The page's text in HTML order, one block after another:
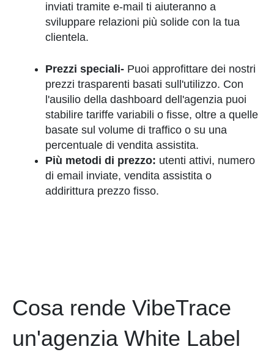
inviati tramite e-mail ti aiuteranno a
sviluppare relazioni più solide con la tua
clientela.
Prezzi speciali- Puoi approfittare dei nostri
prezzi trasparenti basati sull'utilizzo. Con
l'ausilio della dashboard dell'agenzia puoi
stabilire tariffe variabili o fisse, oltre a quelle
basate sul volume di traffico o su una
percentuale di vendita assistita.
Più metodi di prezzo: utenti attivi, numero
di email inviate, vendita assistita o
addirittura prezzo fisso.
Cosa rende VibeTrace
un'agenzia White Label